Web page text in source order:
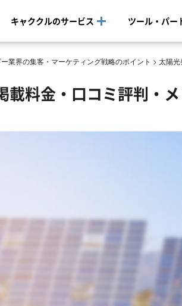
キャククルのサービス ツール・パー
業界の集客・マーケティング戦略のポイント > 太陽
料金・口コミ評判・